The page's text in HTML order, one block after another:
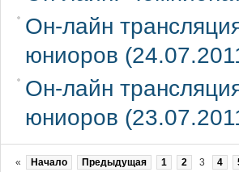
Он-лайн
юниоров
Он-лайн
юниоров
« Начало Предыдущая 1 2 3 4